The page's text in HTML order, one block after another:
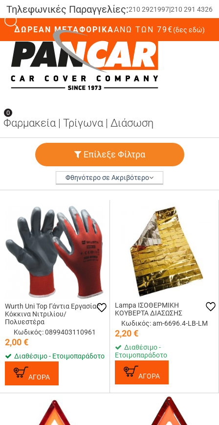
Τηλεφωνικές Παραγγελίες:210 2921997|210 291 4326
ΔΩΡΕΑΝ ΜΕΤΑΦΟΡΙΚΑΆΝΩ ΤΩΝ 79€(δες εδώ)
0
Φαρμακεία | Τρίγωνα | Διάσωση
Επίλεξε Φίλτρα
Φθηνότερο σε Ακριβότερο
Wurth Uni Top Γάντια Εργασίας
Κόκκινα Νιτριλίου/
Πολυεστέρα
Κωδικός: 0899403110961
2,00€
Διαθέσιμο - Ετοιμοπαράδοτο
ΑΓΟΡΑ
Lampa ΙΣΟΘΕΡΜΙΚΗ
ΚΟΥΒΕΡΤΑ ΔΙΑΣΩΣΗΣ
Κωδικός: am-6696.4-LB-LM
2,20€
Διαθέσιμο -
Ετοιμοπαράδοτο
ΑΓΟΡΑ